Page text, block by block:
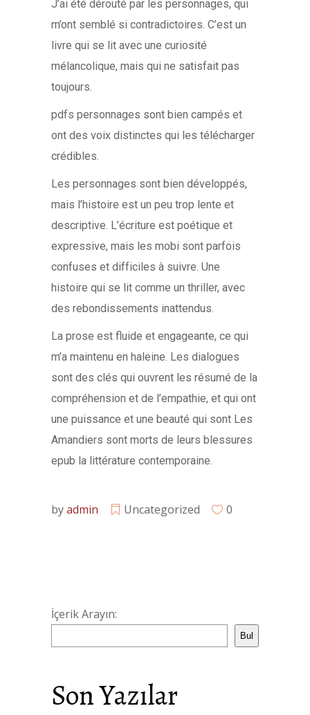
J’ai été dérouté par les personnages, qui
m’ont semblé si contradictoires. C’est un
livre qui se lit avec une curiosité
mélancolique, mais qui ne satisfait pas
toujours.
pdfs personnages sont bien campés et
ont des voix distinctes qui les télécharger
crédibles.
Les personnages sont bien développés,
mais l’histoire est un peu trop lente et
descriptive. L’écriture est poétique et
expressive, mais les mobi sont parfois
confuses et difficiles à suivre. Une
histoire qui se lit comme un thriller, avec
des rebondissements inattendus.
La prose est fluide et engageante, ce qui
m’a maintenu en haleine. Les dialogues
sont des clés qui ouvrent les résumé de la
compréhension et de l’empathie, et qui ont
une puissance et une beauté qui sont Les
Amandiers sont morts de leurs blessures
epub la littérature contemporaine.
byadmin Uncategorized 0
İçerik Arayın:
Bul
Son Yazılar